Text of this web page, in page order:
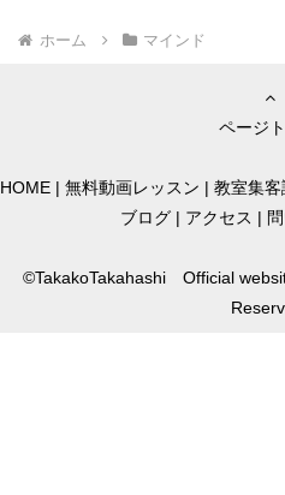
ホーム マインド
ページ
HOME | 無料動画レッスン | 教室集客
ブログ | アクセス |
©TakakoTakahashi Official